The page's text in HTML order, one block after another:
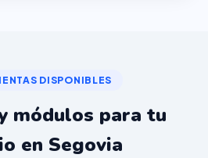
DISPONIBLES
módulos para tu
en Segovia